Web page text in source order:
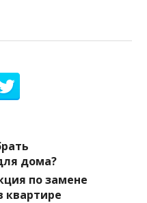
дома?
по замене
квартире